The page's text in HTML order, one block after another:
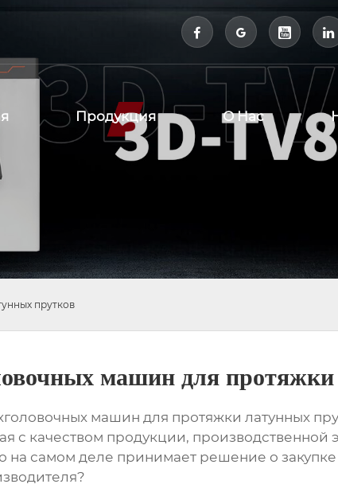
  
Продукция О Нас
прутков
машин для
машин для протяжки латунных
с качеством продукции,
на самом деле принимает решение о